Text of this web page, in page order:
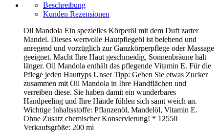
Beschreibung
Kunden Rezensionen
Oil Mandola Ein spezielles Körperöl mit dem Duft zarter
Mandel. Dieses wertvolle Hautpflegeöl ist belebend und
anregend und vorzüglich zur Ganzkörperpflege oder Massage
geeignet. Macht Ihre Haut geschmeidig, Sonnenbräune hält
länger. Oil Mandola enthält das pflegende Vitamin E. Für die
Pflege jeden Hauttyps Unser Tipp: Geben Sie etwas Zucker
zusammen mit Oil Mandola in Ihre Handflächen und
verreiben diese. Sie haben damit ein wunderbares
Handpeeling und Ihre Hände fühlen sich samt weich an.
Wichtige Inhaltsstoffe: Pflanzenöl, Mandelöl, Vitamin E.
Ohne Zusatz chemischer Konservierung! * 12550
Verkaufsgröße: 200 ml